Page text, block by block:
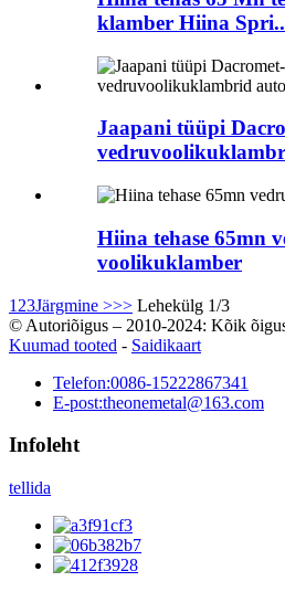
klamber Hiina
Jaapani tüüpi
Hiina tehase 65mn
voolikuklamber
1 23Järgmine >>> Lehekülg 1/3
© Autoriõigus – 2010-2024: Kõik
Kuumad tooted - Saidikaart
Telefon:0086-15222867341
E-post:theonemetal@163.com
Infoleht
tellida